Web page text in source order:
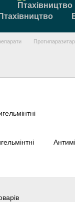
Птахівництво